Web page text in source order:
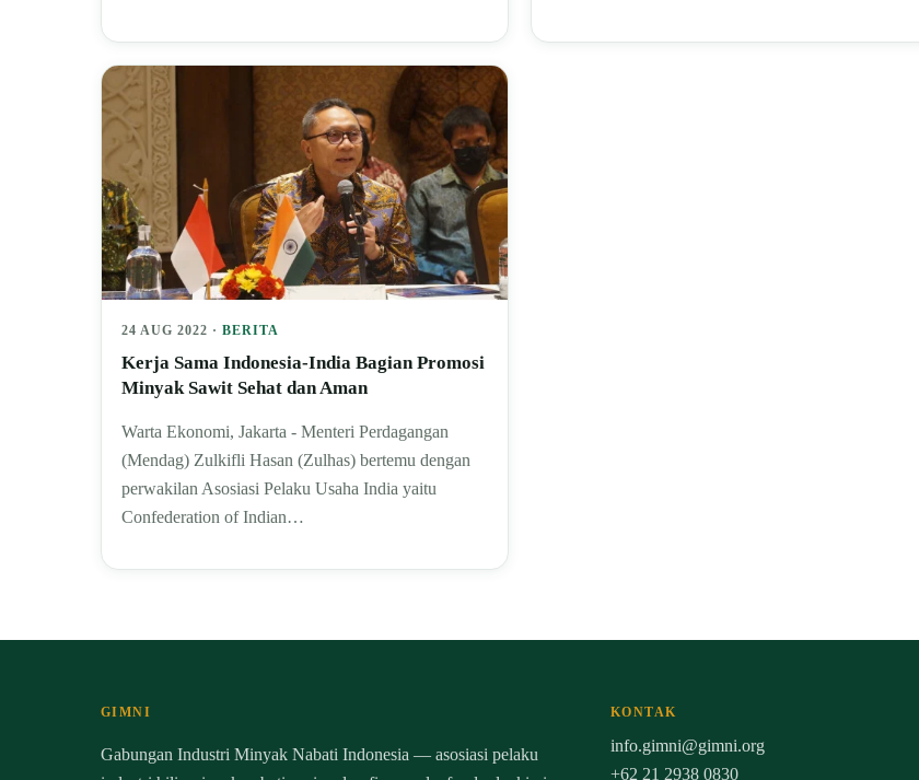
24 AUG 2022 · BERITA
Kerja Sama Indonesia-India Bagian Promosi
Minyak Sawit Sehat dan Aman
Warta Ekonomi, Jakarta - Menteri Perdagangan
(Mendag) Zulkifli Hasan (Zulhas) bertemu dengan
perwakilan Asosiasi Pelaku Usaha India yaitu
Confederation of Indian…
GIMNI
Gabungan Industri Minyak Nabati Indonesia — asosiasi pelaku
KONTAK
info.gimni@gimni.org
+62 21 2938 0830